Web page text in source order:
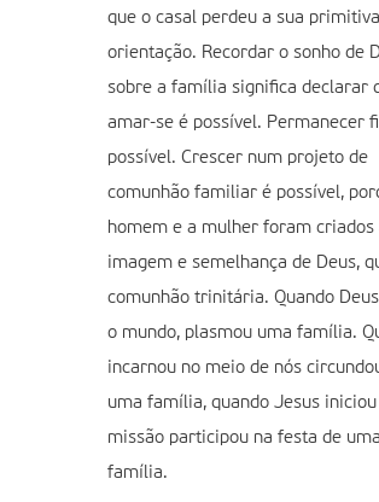
que o casal perdeu a sua primitiva
orientação. Recordar o sonho de
sobre a família significa declarar
amar-se é possível. Permanecer
possível. Crescer num projeto de
comunhão familiar é possível,
homem e a mulher foram criados
imagem e semelhança de Deus,
comunhão trinitária. Quando
o mundo, plasmou uma família.
incarnou no meio de nós
uma família, quando Jesus iniciou
missão participou na festa de
família.